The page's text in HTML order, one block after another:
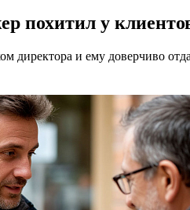
похитил у
директора и ему доверчиво